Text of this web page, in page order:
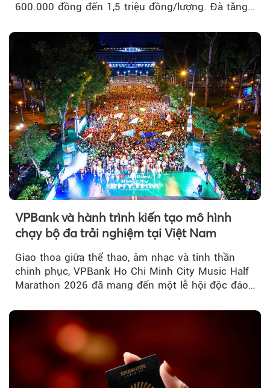
600.000 đồng đến 1,5 triệu đồng/lượng. Đà tăng
vàng thế giới bứt phá lên mức cao nhất trong
một tháng.
VPBank và hành trình kiến tạo mô hình
chạy bộ đa trải nghiệm tại Việt Nam
Giao thoa giữa thể thao, âm nhạc và tinh thần
chinh phục, VPBank Ho Chi Minh City Music Half
Marathon 2026 đã mang đến một lễ hội độc đáo